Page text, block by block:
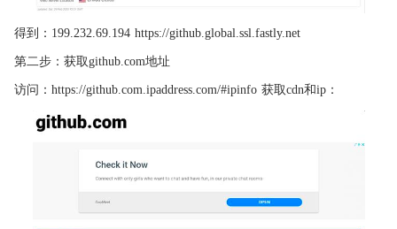
得到：199.232.69.194 https://github.global.ssl.fastly.net
第二步：获取github.com地址
访问：https://github.com.ipaddress.com/#ipinfo 获取cdn和ip：